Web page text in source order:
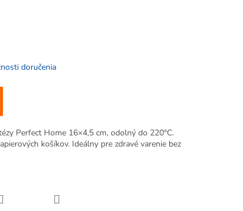
doručenia
Perfect Home 16×4,5 cm, odolný do 220°C.
košíkov. Ideálny pre zdravé varenie bez